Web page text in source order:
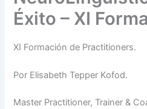
Éxito – XI
XI Formación de Practitioners.
Por Elisabeth Tepper Kofod.
Master Practitioner, Trainer &